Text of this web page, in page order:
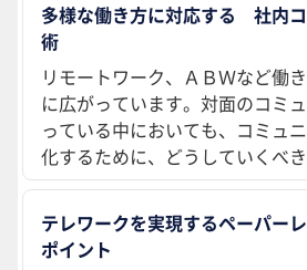
多様な働き方に対応する 社内
術
リモートワーク、ＡＢＷなど働
に広がっています。対面のコミ
っている中においても、コミュ
化するために、どうしていくべき
テレワークを実現するペーパー
ポイント